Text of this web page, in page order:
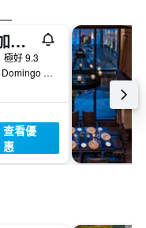
庫斯科印加自由宮豪華精選酒店 - 庫斯科
極好 9.3
Plazoleta Santo Domingo 259, 庫斯科, 秘魯
查看優
惠